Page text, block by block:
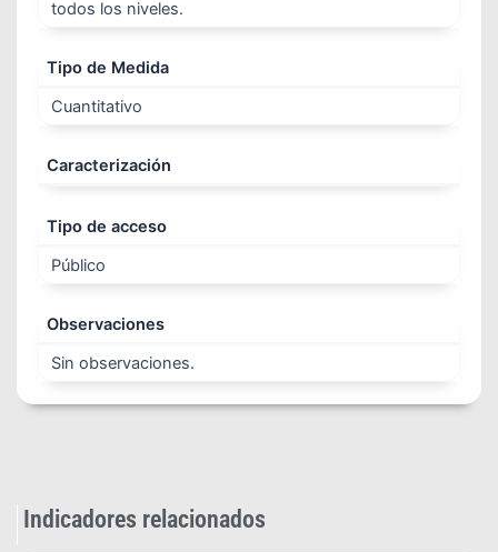
todos los niveles.
Tipo de Medida
Cuantitativo
Caracterización
Tipo de acceso
Público
Observaciones
Sin observaciones.
Indicadores relacionados